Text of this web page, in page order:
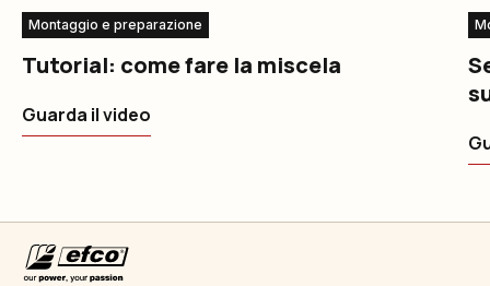
Montaggio e preparazione
Tutorial: come fare la miscela
Guarda il video